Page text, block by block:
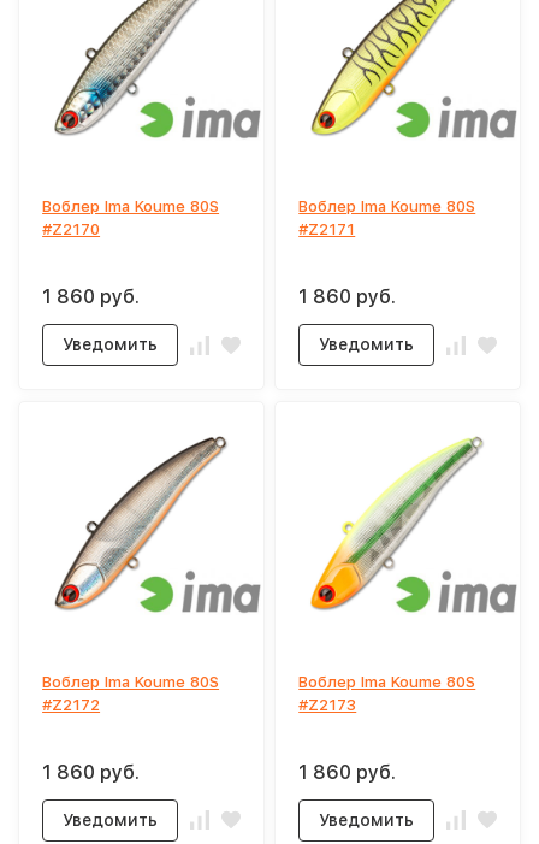
Воблер Ima Koume 80S
#Z2170
1 860 руб.
Уведомить
Воблер Ima Koume 80S
#Z2171
1 860 руб.
Уведомить
Воблер Ima Koume 80S
#Z2172
1 860 руб.
Уведомить
Воблер Ima Koume 80S
#Z2173
1 860 руб.
Уведомить